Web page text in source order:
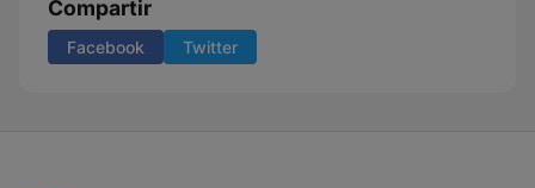
Compartir
Facebook Twitter